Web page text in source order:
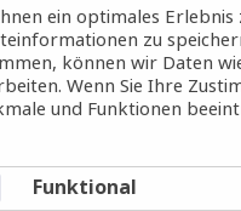
ausgang (m/w/d)
ein optimales
zu
können wir Daten
Wenn Sie Ihre
und Funktionen
Funktional